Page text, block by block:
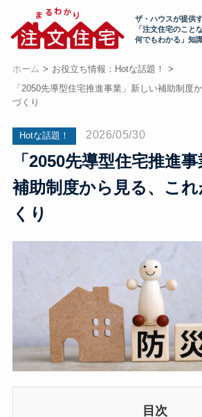
ザ・ハウスが提供
「注文住宅のこと
何でもわかる」知
ホーム
お役立ち情報：Hotな話題！
「2050先導型住宅推進事業」新しい補助制度
づくり
Hotな話題！ 2026/05/30
「2050先導型住宅推進
補助制度から見る、こ
くり
目次